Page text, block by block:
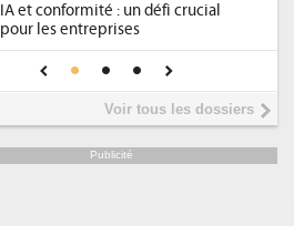
IA et conformité : un défi crucial
pour les entreprises
Une IA de confiance pour une IA
plus sûre ?
Voir tous les dossiers
Publicité